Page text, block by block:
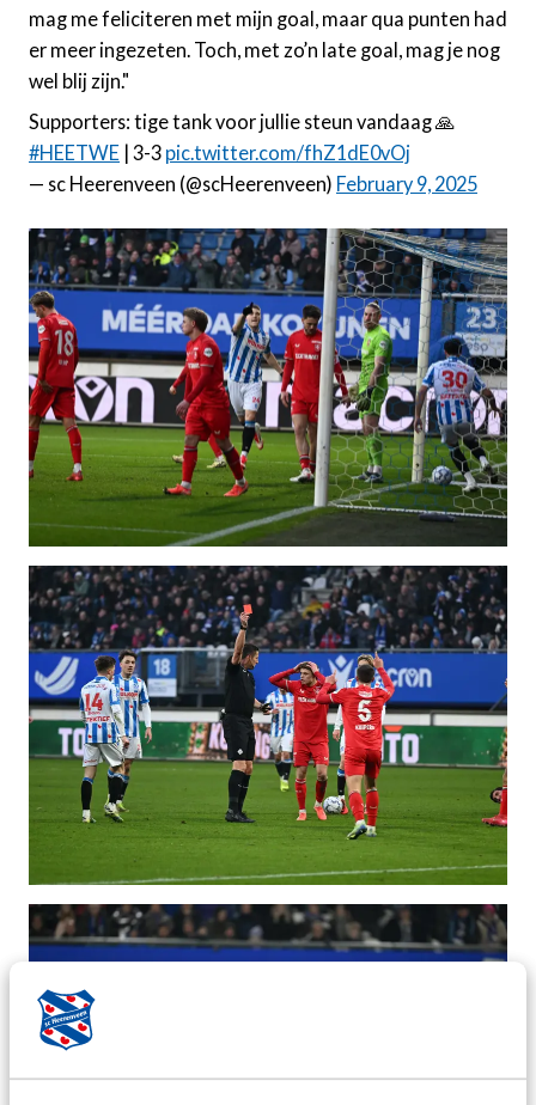
mag me feliciteren met mijn goal, maar qua punten had
er meer ingezeten. Toch, met zo’n late goal, mag je nog
wel blij zijn."
Supporters: tige tank voor jullie steun vandaag 🙏
#HEETWE | 3-3 pic.twitter.com/fhZ1dE0vOj
— sc Heerenveen (@scHeerenveen) February 9, 2025